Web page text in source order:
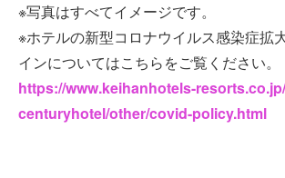
※写真はすべてイメージです。
※ホテルの新型コロナウイルス感染症拡
インについてはこちらをご覧ください。
https://www.keihanhotels-
centuryhotel/other/covid-policy.html